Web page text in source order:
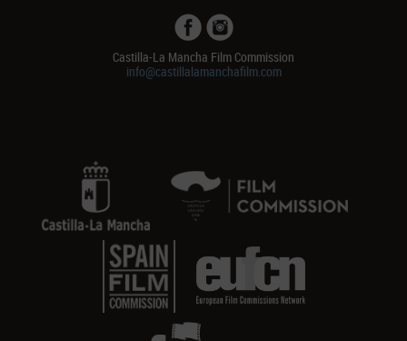
Castilla-La Mancha Film Commission
info@castillalamanchafilm.com